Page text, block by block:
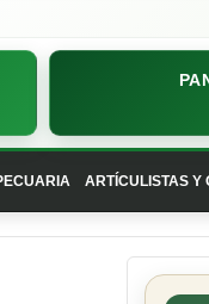
ARTÍCULISTAS Y